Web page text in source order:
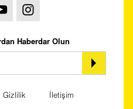
Haberdar Olun
Gizlilik İletişim